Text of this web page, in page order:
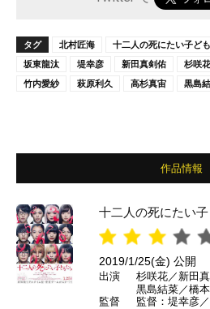
タグ 北村匠海 十二人の死にたい子ど
坂東龍汰
堤幸彦 新田真剣佑 杉咲花
竹内愛紗
萩原利久 高杉真宙 黒島
作品情報
十二人の死にたい
2019/1/25(金) 公開
出演
杉咲花／新田
黒島結菜／橋
野右登／坂東
監督 監督：堤幸彦